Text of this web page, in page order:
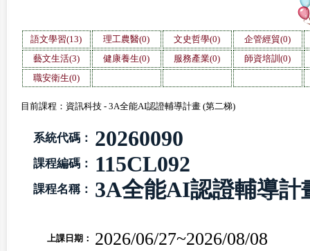
語文學習(13) 理工農醫(0) 文史哲學(0)
企管經貿(0)
藝文生活(3)
健康養生(0) 服務產業(0)
師資培訓(0)
職安衛生(0)
目前課程：資訊科技 - 3A全能AI認證輔導計畫 (第二梯)
系統代碼： 20260090
課程編碼： 115CL092
課程名稱： 3A全能AI認證輔導計
上課日期： 2026/06/27~2026/08/08